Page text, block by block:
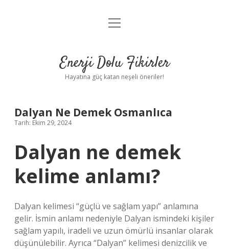
Anasayfa
Yasal Uyarı
menüyü
Enerji Dolu Fikirler
Hayatına güç katan neşeli öneriler!
Dalyan Ne Demek Osmanlıca
Tarih: Ekim 29, 2024
Dalyan ne demek
kelime anlamı?
Dalyan kelimesi “güçlü ve sağlam yapı” anlamına
gelir. İsmin anlamı nedeniyle Dalyan ismindeki kişiler
sağlam yapılı, iradeli ve uzun ömürlü insanlar olarak
düşünülebilir. Ayrıca “Dalyan” kelimesi denizcilik ve